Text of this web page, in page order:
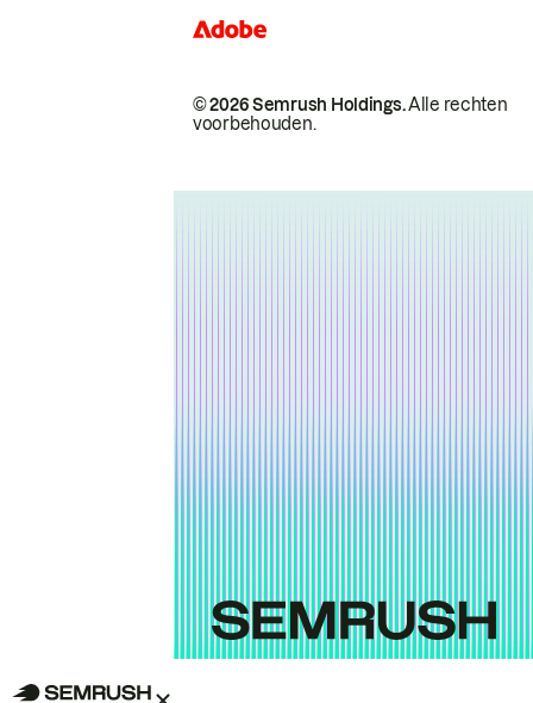
© 2026 Semrush Holdings.Alle rechten
voorbehouden.